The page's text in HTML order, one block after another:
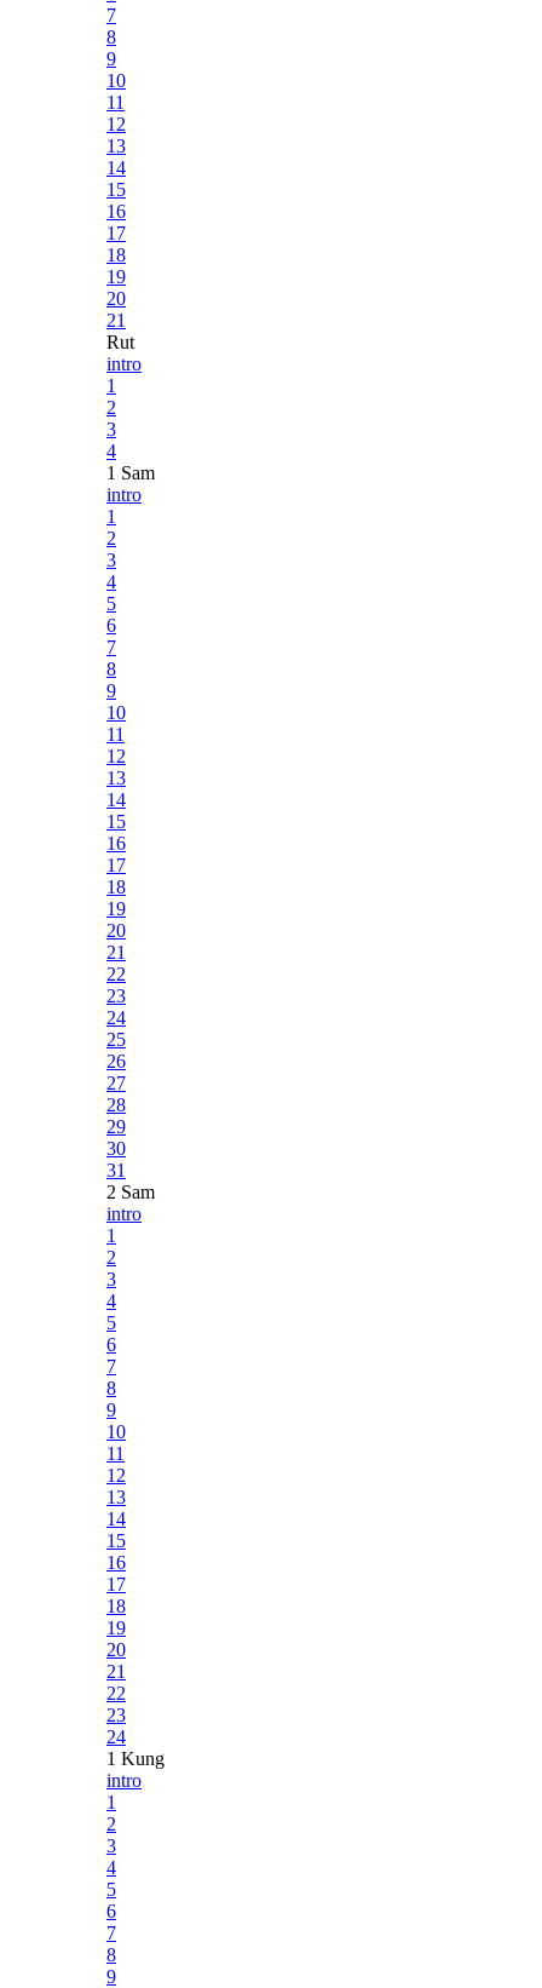
7
8
9
10
11
12
13
14
15
16
17
18
19
20
21
Rut
intro
1
2
3
4
1 Sam
intro
1
2
3
4
5
6
7
8
9
10
11
12
13
14
15
16
17
18
19
20
21
22
23
24
25
26
27
28
29
30
31
2 Sam
intro
1
2
3
4
5
6
7
8
9
10
11
12
13
14
15
16
17
18
19
20
21
22
23
24
1 Kung
intro
1
2
3
4
5
6
7
8
9